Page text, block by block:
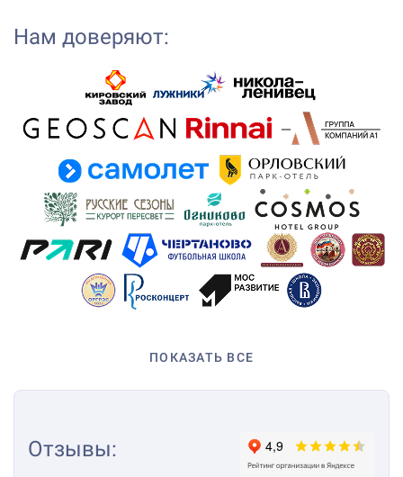
Нам доверяют:
ПОКАЗАТЬ ВСЕ
Отзывы: